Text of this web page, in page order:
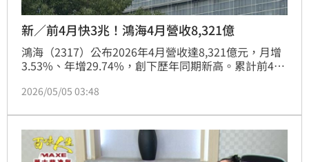
新／前4月快3兆！鴻海4月營收8,321億
鴻海（2317）公布2026年4月營收達8,321億元，月增
3.53%、年增29.74%，創下歷年同期新高。累計前4月
品與零組件出貨增加，雲端網路類別表現尤為強勁。儘
季展望，預期AI機櫃需求將帶動業績呈現季增與年增，
展現淡季不淡的穩健動能，持續鞏固AI產業領導地位。
2026/05/05 03:48